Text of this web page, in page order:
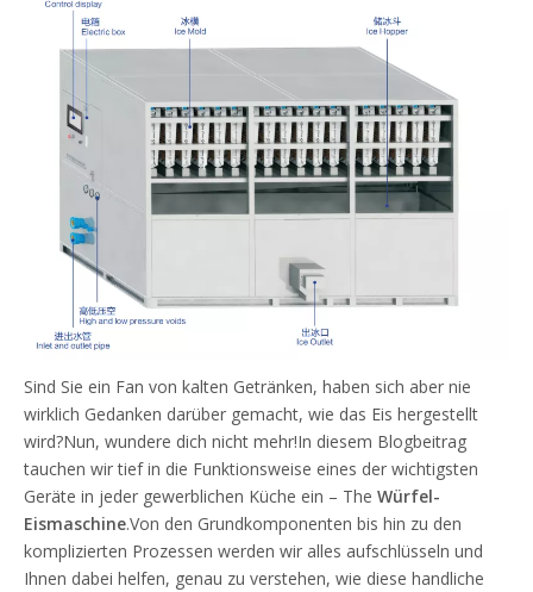
Sind Sie ein Fan von kalten Getränken, haben sich aber nie
wirklich Gedanken darüber gemacht, wie das Eis hergestellt
wird?Nun, wundere dich nicht mehr!In diesem Blogbeitrag
tauchen wir tief in die Funktionsweise eines der wichtigsten
Geräte in jeder gewerblichen Küche ein – The Würfel-
Eismaschine.Von den Grundkomponenten bis hin zu den
komplizierten Prozessen werden wir alles aufschlüsseln und
Ihnen dabei helfen, genau zu verstehen, wie diese handliche